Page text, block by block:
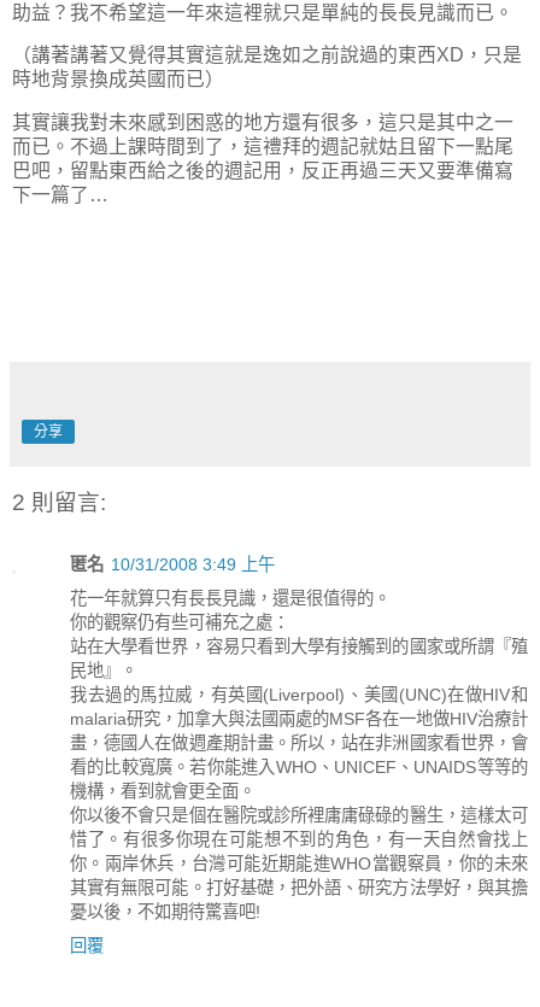
助益？我不希望這一年來這裡就只是單純的長長見識而已。
（講著講著又覺得其實這就是逸如之前說過的東西XD，只是
時地背景換成英國而已）
其實讓我對未來感到困惑的地方還有很多，這只是其中之一
而已。不過上課時間到了，這禮拜的週記就姑且留下一點尾
巴吧，留點東西給之後的週記用，反正再過三天又要準備寫
下一篇了…
分享
2 則留言:
匿名 10/31/2008 3:49 上午
花一年就算只有長長見識，還是很值得的。
你的觀察仍有些可補充之處：
站在大學看世界，容易只看到大學有接觸到的國家或所謂『殖
民地』。
我去過的馬拉威，有英國(Liverpool)、美國(UNC)在做HIV和
malaria研究，加拿大與法國兩處的MSF各在一地做HIV治療計
畫，德國人在做週產期計畫。所以，站在非洲國家看世界，會
看的比較寬廣。若你能進入WHO、UNICEF、UNAIDS等等的
機構，看到就會更全面。
你以後不會只是個在醫院或診所裡庸庸碌碌的醫生，這樣太可
惜了。有很多你現在可能想不到的角色，有一天自然會找上
你。兩岸休兵，台灣可能近期能進WHO當觀察員，你的未來
其實有無限可能。打好基礎，把外語、研究方法學好，與其擔
憂以後，不如期待驚喜吧!
回覆